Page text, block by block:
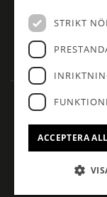
STRIKT
ACCEPTERA